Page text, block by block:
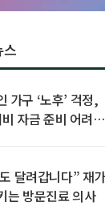
스
가구 ‘노후’ 걱정,
자금 준비 어려
달려갑니다” 재가
는 방문진료 의사